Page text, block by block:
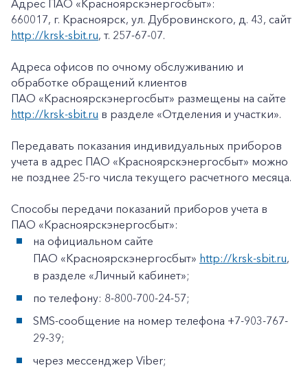
Адрес ПАО «Красноярскэнергосбыт»:
660017, г. Красноярск, ул. Дубровинского, д. 43, сайт
http://krsk-sbit.ru, т. 257-67-07.
Адреса офисов по очному обслуживанию и
обработке обращений клиентов
ПАО «Красноярскэнергосбыт» размещены на сайте
http://krsk-sbit.ru в разделе «Отделения и участки».
Передавать показания индивидуальных приборов
учета в адрес ПАО «Красноярскэнергосбыт» можно
не позднее 25-го числа текущего расчетного месяца.
Способы передачи показаний приборов учета в
ПАО «Красноярскэнергосбыт»:
на официальном сайте
ПАО «Красноярскэнергосбыт» http://krsk-sbit.ru,
в разделе «Личный кабинет»;
по телефону: 8-800-700-24-57;
SMS-сообщение на номер телефона +7-903-767-
29-39;
через мессенджер Viber;